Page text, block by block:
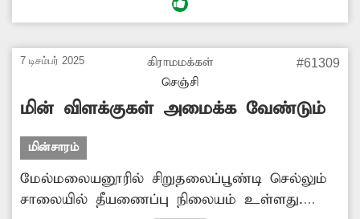
மின்கம்பம் பலவீனமடைந்து எப்போது
நிலையில் உள்ளது. இதன் காரணமாக
அப்பகுதியில் விபத்து ஏற்படும் அபாயம்
உருவாகி உள்ளது. எனவே உயிர் சேதம் ஏதும்
ஏற்படும் முன் அதிகாரிகள் உரிய நடவடிக்கை
எடுக்க வேண்டும்.
7 டிசம்பர் 2025
கிராமமக்கள்
செஞ்சி
#61309
மின் விளக்குகள் அமைக்க வேண்டும்
மின்சாரம்
மேல்மலையனூரில் சிறுதலைப்பூண்டி செல்லும்
சாலையில் தீயணைப்பு நிலையம் உள்ளது.